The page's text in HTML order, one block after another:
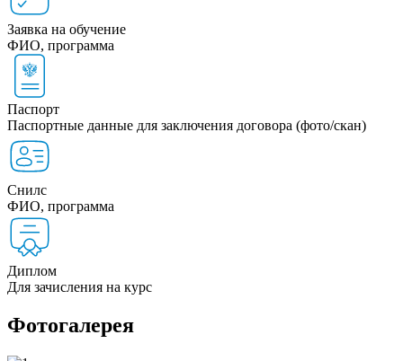
Заявка на обучение
ФИО, программа
Паспорт
Паспортные данные для заключения договора (фото/скан)
Снилс
ФИО, программа
Диплом
Для зачисления на курс
Фотогалерея